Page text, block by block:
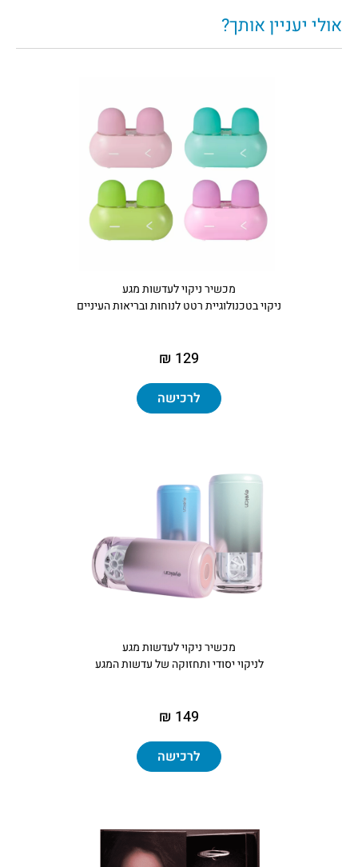
אולי יעניין אותך?
מכשיר ניקוי לעדשות מגע
ניקוי בטכנולוגיית רטט לנוחות ובריאות העיניים
129 ₪
לרכישה
מכשיר ניקוי לעדשות מגע
לניקוי יסודי ותחזוקה של עדשות המגע
149 ₪
לרכישה